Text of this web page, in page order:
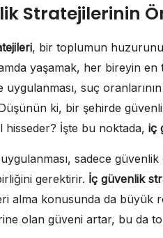
Stratejilerinin
, bir toplumun
yaşamak, her bireyin en
uygulanması, suç
ki, bir şehirde
hisseder? İşte bu noktada, iç
sadece
gerektirir. İç güvenlik
alma konusunda da büyük
olan güveni artar, bu da